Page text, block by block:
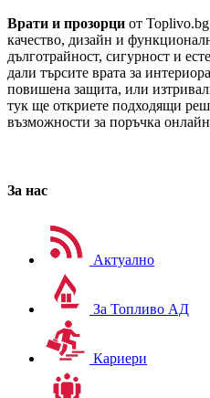
Врати и прозорци от
качество, дизайн и
дълготрайност, сигурност и
дали търсите врата за
повишена защита, или
тук ще откриете подходящи
възможности за поръчка
За нас
Актуално
За Топливо АД
Кариери